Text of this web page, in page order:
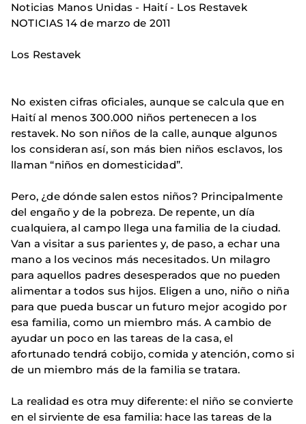
Noticias Manos Unidas - Haití - Los Restavek
NOTICIAS 14 de marzo de 2011
Los Restavek
No existen cifras oficiales, aunque se calcula que en
Haití al menos 300.000 niños pertenecen a los
restavek. No son niños de la calle, aunque algunos
los consideran así, son más bien niños esclavos, los
llaman “niños en domesticidad”.
Pero, ¿de dónde salen estos niños? Principalmente
del engaño y de la pobreza. De repente, un día
cualquiera, al campo llega una familia de la ciudad.
Van a visitar a sus parientes y, de paso, a echar una
mano a los vecinos más necesitados. Un milagro
para aquellos padres desesperados que no pueden
alimentar a todos sus hijos. Eligen a uno, niño o niña
para que pueda buscar un futuro mejor acogido por
esa familia, como un miembro más. A cambio de
ayudar un poco en las tareas de la casa, el
afortunado tendrá cobijo, comida y atención, como si
de un miembro más de la familia se tratara.
La realidad es otra muy diferente: el niño se convierte
en el sirviente de esa familia: hace las tareas de la